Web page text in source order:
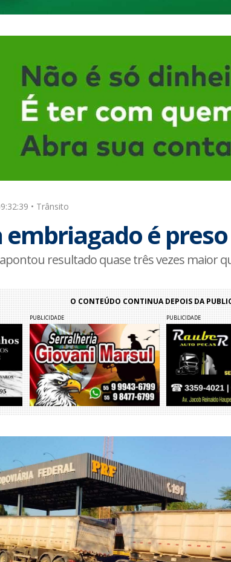
• Trânsito
é preso
resultado quase três vezes maior
O CONTEÚDO CONTINUA DEPOIS DA
PUBLICIDADE PUBLICIDADE